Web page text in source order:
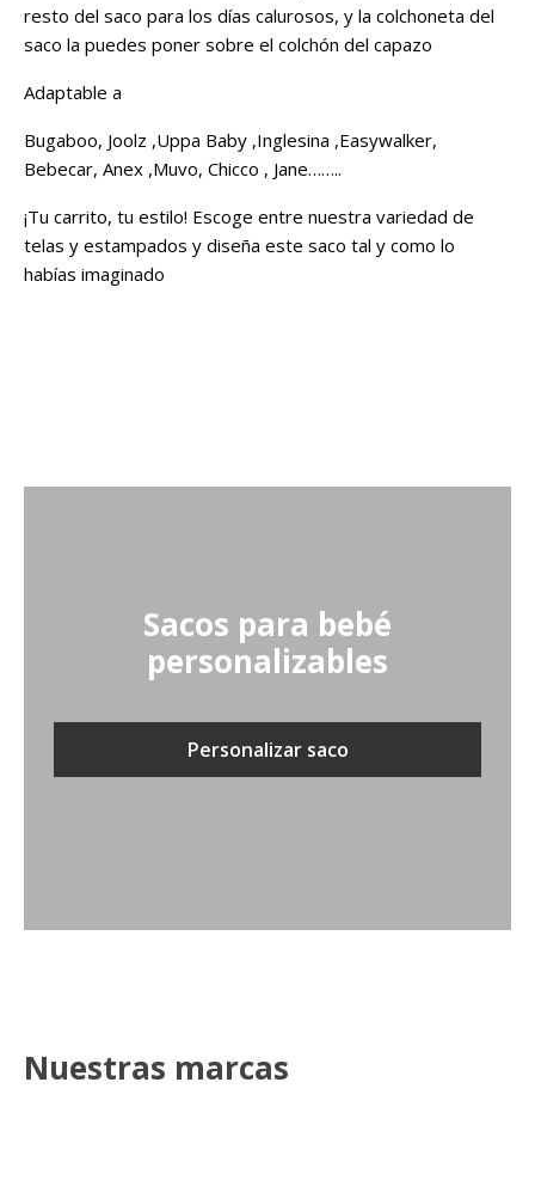
resto del saco para los días calurosos, y la colchoneta del
saco la puedes poner sobre el colchón del capazo
Adaptable a
Bugaboo, Joolz ,Uppa Baby ,Inglesina ,Easywalker,
Bebecar, Anex ,Muvo, Chicco , Jane……..
¡Tu carrito, tu estilo! Escoge entre nuestra variedad de
telas y estampados y diseña este saco tal y como lo
habías imaginado
Sacos para bebé
personalizables
Personalizar saco
Nuestras marcas